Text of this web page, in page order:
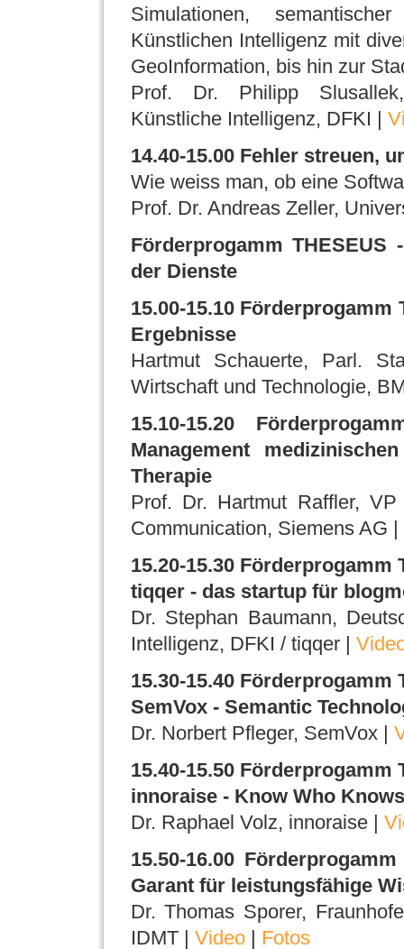
Simulationen,
Künstlichen Intelligenz mit
GeoInformation, bis hin zur
Prof. Dr. Philipp
Künstliche Intelligenz, DFKI |
14.40-15.00 Fehler streuen,
Wie weiss man, ob eine
Prof. Dr. Andreas Zeller,
Förderprogamm
der Dienste
15.00-15.10
Ergebnisse
Hartmut Schauerte, Parl.
Wirtschaft und Technologie,
15.10-15.20
Management
Therapie
Prof. Dr. Hartmut Raffler, VP
Communication, Siemens AG |
15.20-15.30 Förderprogamm
tiqqer - das startup für
Dr. Stephan Baumann,
Intelligenz, DFKI / tiqqer |
15.30-15.40 Förderprogamm
SemVox - Semantic
Dr. Norbert Pfleger, SemVox |
15.40-15.50 Förderprogamm
innoraise - Know Who Knows
Dr. Raphael Volz, innoraise |
15.50-16.00
Garant für leistungsfähige
Dr. Thomas Sporer,
IDMT | Video| Fotos